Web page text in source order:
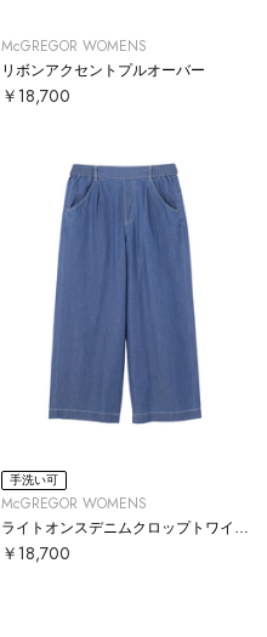
McGREGOR WOMENS
リボンアクセントプルオーバー
￥18,700
手洗い可
McGREGOR WOMENS
ライトオンスデニムクロップトワイドパンツ
￥18,700